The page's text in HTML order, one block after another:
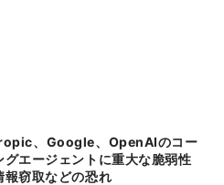
、Google、OpenAIのコー
グエージェントに重大な脆弱性
報窃取などの恐れ